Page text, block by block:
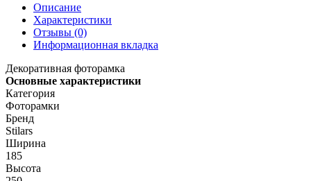
Описание
Характеристики
Отзывы (0)
Информационная вкладка
Декоративная фоторамка
Основные характеристики
Категория
Фоторамки
Бренд
Stilars
Ширина
185
Высота